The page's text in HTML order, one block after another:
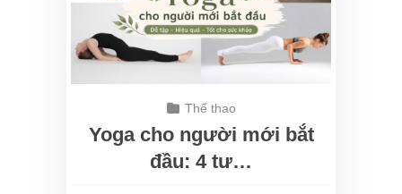
Thể thao
Yoga cho người mới bắt
đầu: 4 tư…